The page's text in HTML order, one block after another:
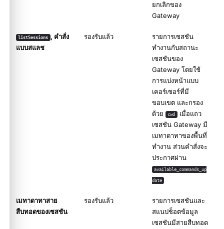
ยกเลิกของ
Gateway
listSessions , คำสั่ง
แบบสแลช
รองรับแล้ว
รายการเซสชัน
ทำงานกับสถานะ
เซสชันของ
Gateway โดยใช้
การแบ่งหน้าแบบ
เคอร์เซอร์ที่มี
ขอบเขต และกรอง
ด้วย
cwd เมื่อแถว
เซสชัน Gateway มี
เมทาดาทาของพื้นที่
ทำงาน ส่วนคำสั่งจะ
ประกาศผ่าน
available_commands_up
date
เมทาดาทาสาย
สืบทอดของเซสชัน
รองรับแล้ว
รายการเซสชันและ
สแนปช็อตข้อมูล
เซสชันมีสายสืบทอด